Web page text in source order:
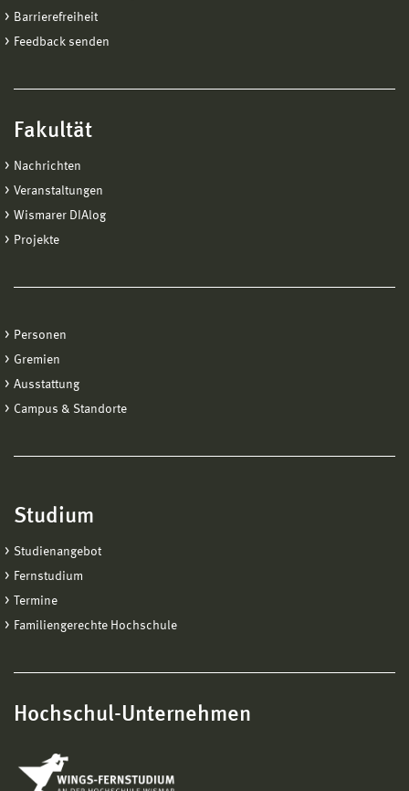
Barrierefreiheit
Feedback senden
Fakultät
Nachrichten
Veranstaltungen
Wismarer DIAlog
Projekte
Personen
Gremien
Ausstattung
Campus & Standorte
Studium
Studienangebot
Fernstudium
Termine
Familiengerechte Hochschule
Hochschul-Unternehmen